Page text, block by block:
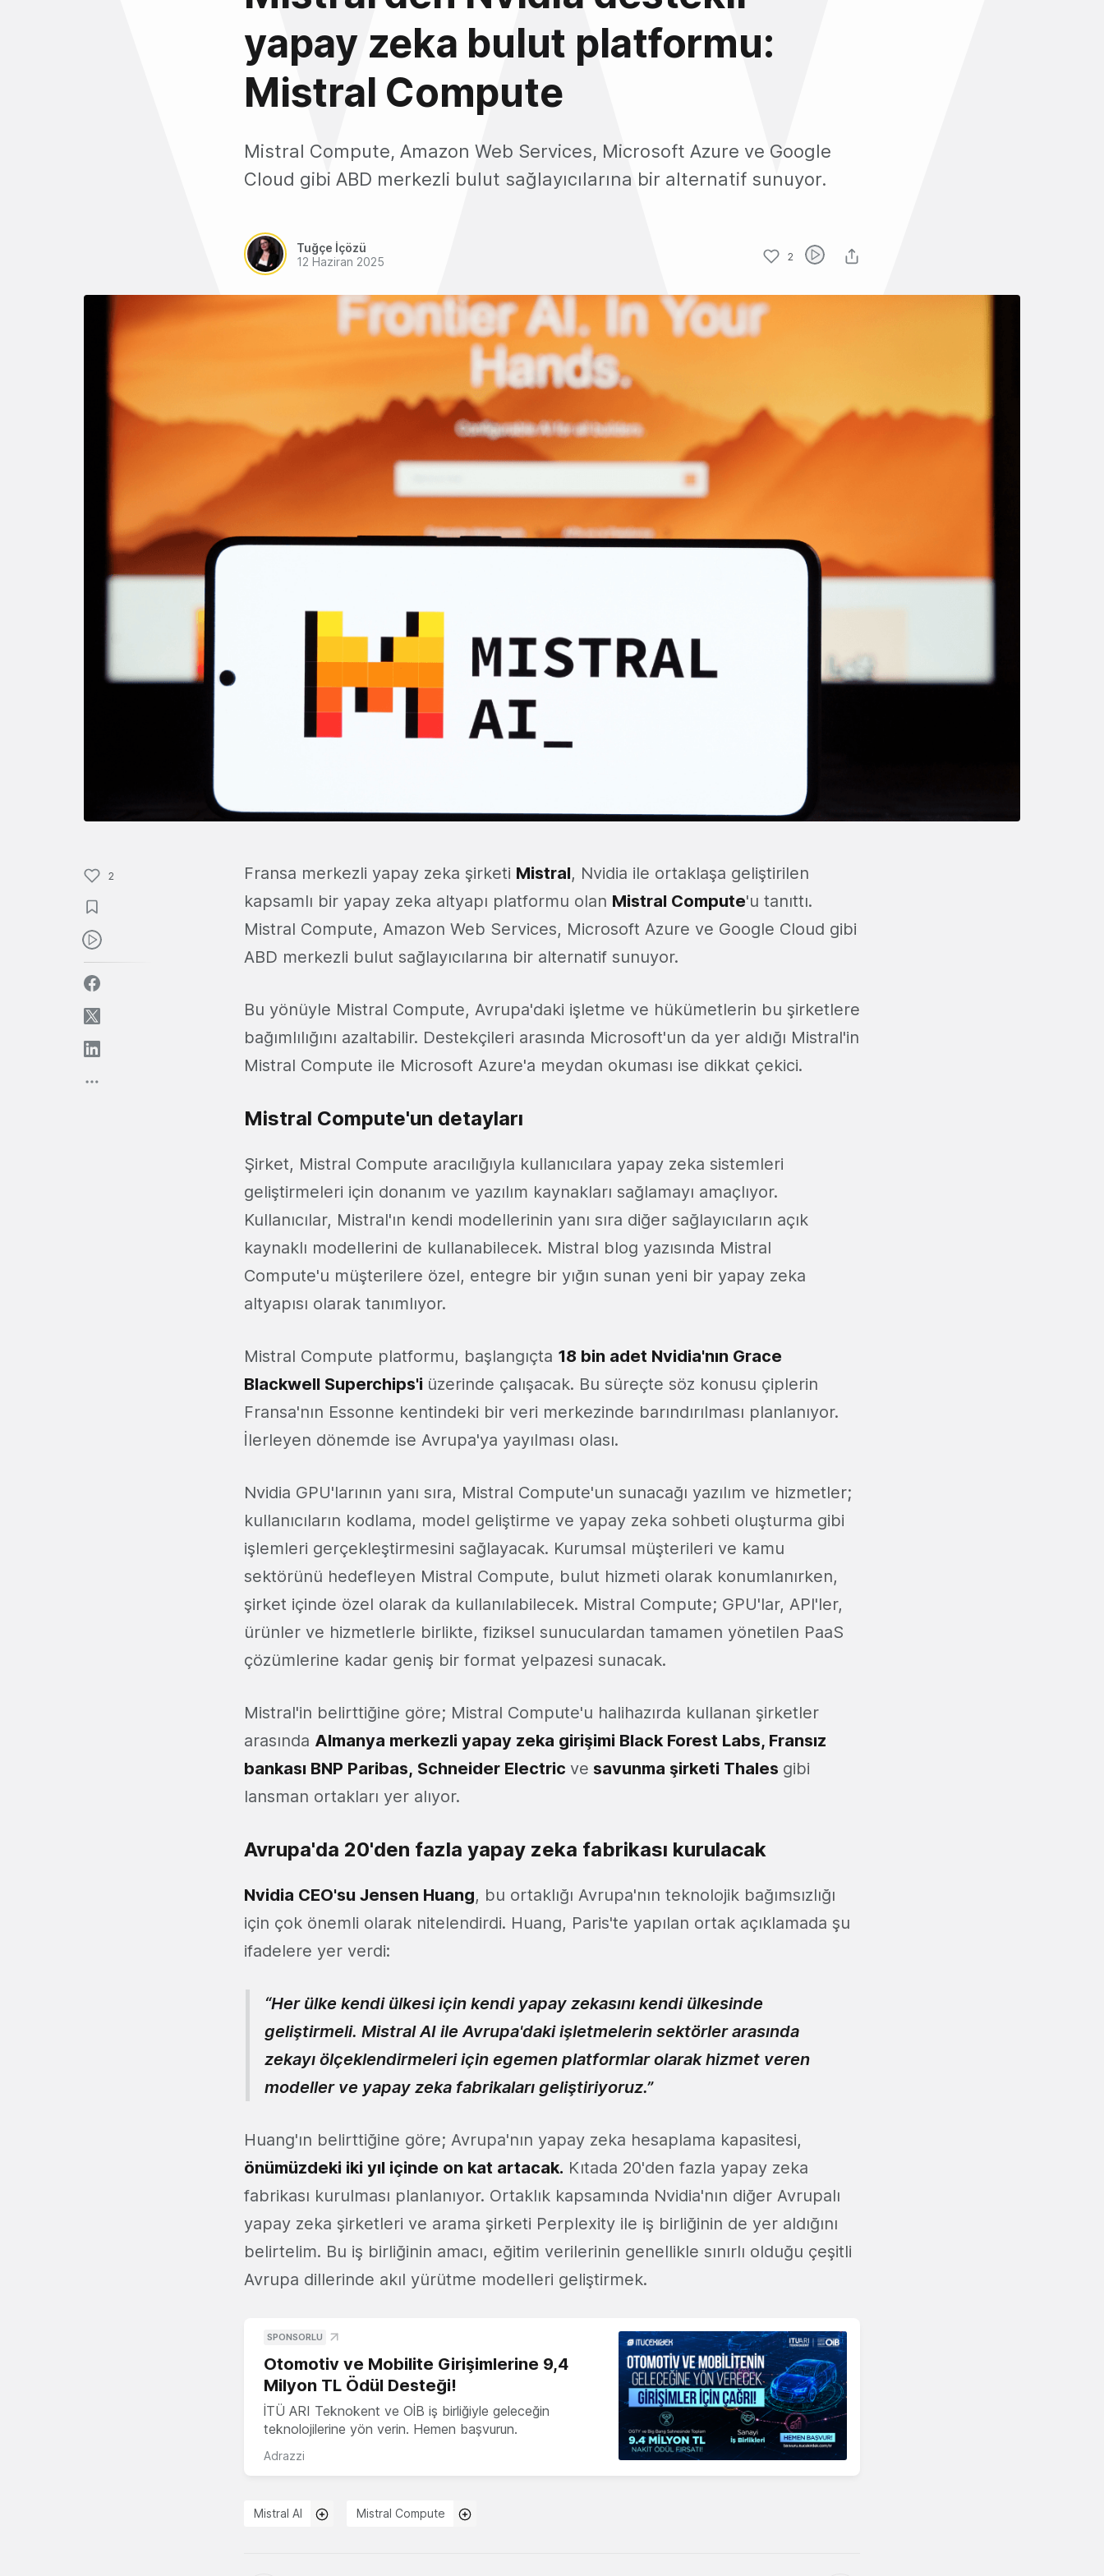
yapay zeka bulut platformu:
Mistral Compute
Mistral Compute, Amazon Web Services, Microsoft Azure ve Google
Cloud gibi ABD merkezli bulut sağlayıcılarına bir alternatif sunuyor.
Tuğçe İçözü
12 Haziran 2025
2
2 Fransa merkezli yapay zeka şirketi Mistral, Nvidia ile ortaklaşa geliştirilen
kapsamlı bir yapay zeka altyapı platformu olan Mistral Compute'u tanıttı.
Mistral Compute, Amazon Web Services, Microsoft Azure ve Google Cloud gibi
ABD merkezli bulut sağlayıcılarına bir alternatif sunuyor.
Bu yönüyle Mistral Compute, Avrupa'daki işletme ve hükümetlerin bu şirketlere
bağımlılığını azaltabilir. Destekçileri arasında Microsoft'un da yer aldığı Mistral'in
Mistral Compute ile Microsoft Azure'a meydan okuması ise dikkat çekici.
Mistral Compute'un detayları
Şirket, Mistral Compute aracılığıyla kullanıcılara yapay zeka sistemleri
geliştirmeleri için donanım ve yazılım kaynakları sağlamayı amaçlıyor.
Kullanıcılar, Mistral'ın kendi modellerinin yanı sıra diğer sağlayıcıların açık
kaynaklı modellerini de kullanabilecek. Mistral blog yazısında Mistral
Compute'u müşterilere özel, entegre bir yığın sunan yeni bir yapay zeka
altyapısı olarak tanımlıyor.
Mistral Compute platformu, başlangıçta 18 bin adet Nvidia'nın Grace
Blackwell Superchips'i üzerinde çalışacak. Bu süreçte söz konusu çiplerin
Fransa'nın Essonne kentindeki bir veri merkezinde barındırılması planlanıyor.
İlerleyen dönemde ise Avrupa'ya yayılması olası.
Nvidia GPU'larının yanı sıra, Mistral Compute'un sunacağı yazılım ve hizmetler;
kullanıcıların kodlama, model geliştirme ve yapay zeka sohbeti oluşturma gibi
işlemleri gerçekleştirmesini sağlayacak. Kurumsal müşterileri ve kamu
sektörünü hedefleyen Mistral Compute, bulut hizmeti olarak konumlanırken,
şirket içinde özel olarak da kullanılabilecek. Mistral Compute; GPU'lar, API'ler,
ürünler ve hizmetlerle birlikte, fiziksel sunuculardan tamamen yönetilen PaaS
çözümlerine kadar geniş bir format yelpazesi sunacak.
Mistral'in belirttiğine göre; Mistral Compute'u halihazırda kullanan şirketler
arasında Almanya merkezli yapay zeka girişimi Black Forest Labs, Fransız
bankası BNP Paribas, Schneider Electric ve savunma şirketi Thales gibi
lansman ortakları yer alıyor.
Avrupa'da 20'den fazla yapay zeka fabrikası kurulacak
Nvidia CEO'su Jensen Huang, bu ortaklığı Avrupa'nın teknolojik bağımsızlığı
için çok önemli olarak nitelendirdi. Huang, Paris'te yapılan ortak açıklamada şu
ifadelere yer verdi:
“Her ülke kendi ülkesi için kendi yapay zekasını kendi ülkesinde
geliştirmeli. Mistral AI ile Avrupa'daki işletmelerin sektörler arasında
zekayı ölçeklendirmeleri için egemen platformlar olarak hizmet veren
modeller ve yapay zeka fabrikaları geliştiriyoruz.”
Huang'ın belirttiğine göre; Avrupa'nın yapay zeka hesaplama kapasitesi,
önümüzdeki iki yıl içinde on kat artacak. Kıtada 20'den fazla yapay zeka
fabrikası kurulması planlanıyor. Ortaklık kapsamında Nvidia'nın diğer Avrupalı
yapay zeka şirketleri ve arama şirketi Perplexity ile iş birliğinin de yer aldığını
belirtelim. Bu iş birliğinin amacı, eğitim verilerinin genellikle sınırlı olduğu çeşitli
Avrupa dillerinde akıl yürütme modelleri geliştirmek.
SPONSORLU
Otomotiv ve Mobilite Girişimlerine 9,4
Milyon TL Ödül Desteği!
İTÜ ARI Teknokent ve OİB iş birliğiyle geleceğin
teknolojilerine yön verin. Hemen başvurun.
Adrazzi
Mistral AI Mistral Compute